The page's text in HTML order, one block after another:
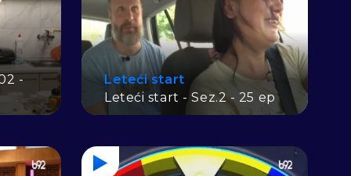
-
Leteći start
Leteći start - Sez.2 - 25 ep